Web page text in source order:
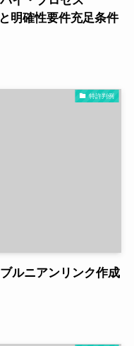
明確性要件充足条件
特許判例
ルニアンリンク作成